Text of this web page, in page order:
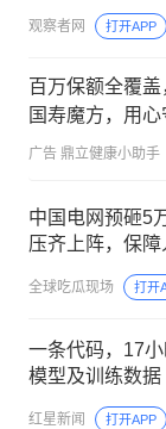
观察者网 打开APP
百万保额全覆盖
国寿魔方，用心
广告 鼎立健康小助手
中国电网预砸5
压齐上阵，保
全球吃瓜现场 打开
一条代码，17
模型及训练数据
红星新闻 打开APP